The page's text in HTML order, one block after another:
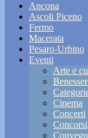
Ancona
Ascoli Piceno
Fermo
Macerata
Pesaro-Urbino
Eventi
Arte e
Cinema
Concerti
Concorsi